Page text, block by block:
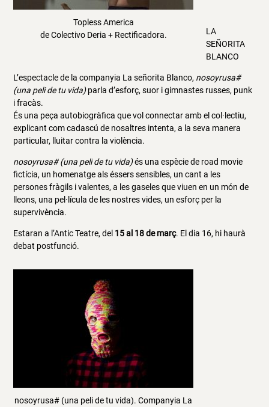
Topless America
de Colectivo Deria + Rectificadora.
LA
SEÑORITA
BLANCO
L’espectacle de la companyia La señorita Blanco, nosoyrusa#
(una peli de tu vida)parla d’esforç, suor i gimnastes russes, punk
i fracàs.
És una peça autobiogràfica que vol connectar amb el col·lectiu,
explicant com cadascú de nosaltres intenta, a la seva manera
particular, lluitar contra la violència.
nosoyrusa# (una peli de tu vida)és una espècie de road movie
fictícia, un homenatge als éssers sensibles, un cant a les
persones fràgils i valentes, a les gaseles que viuen en un món de
lleons, una pel·lícula de les nostres vides, un esforç per la
supervivència.
Estaran a l’Antic Teatre, del 15 al 18 de març. El dia 16, hi haurà
debat postfunció.
nosoyrusa# (una peli de tu vida). Companyia La